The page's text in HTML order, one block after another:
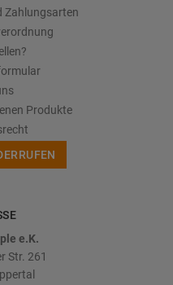
Zahlungsarten
Produkte
e.K.
Str. 261